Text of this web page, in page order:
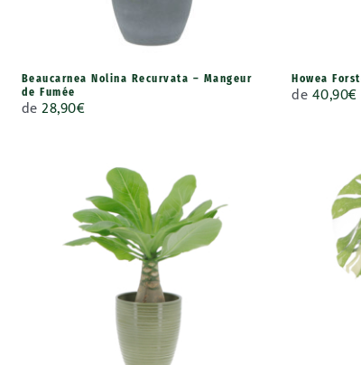
Beaucarnea Nolina Recurvata – Mangeur
de Fumée
de28,90€
Howea
de40,90€